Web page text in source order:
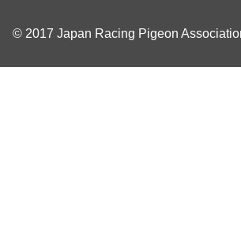
© 2017 Japan Racing Pigeon